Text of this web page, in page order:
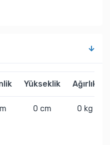
Yükseklik Ağırlık
0 cm 0 kg